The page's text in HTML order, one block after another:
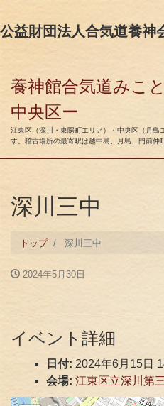
公益財団法人合気道養神
養神館合気道みこ
中央区ー
江東区（深川・東陽町エリア）・中央区（月島
す。稽古場所の最寄駅は越中島、月島、門前仲
深川三中
トップ 深川三中
2024年5月30日
イベント詳細
日付: 2024年6月15日
会場: 江東区立深川第